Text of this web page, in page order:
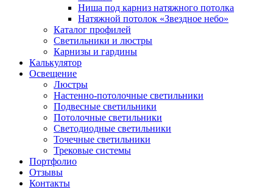
Ниша под карниз натяжного потолка
Натяжной потолок «Звездное небо»
Каталог профилей
Светильники и люстры
Карнизы и гардины
Калькулятор
Освещение
Люстры
Настенно-потолочные светильники
Подвесные светильники
Потолочные светильники
Светодиодные светильники
Точечные светильники
Трековые системы
Портфолио
Отзывы
Контакты